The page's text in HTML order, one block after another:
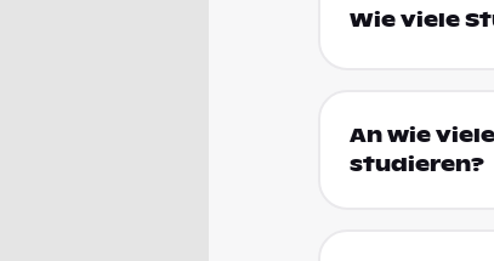
Wie viele
An wie
studieren?